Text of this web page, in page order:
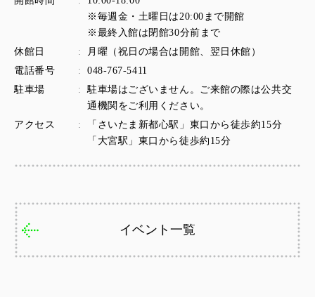
※毎週金・土曜日は20:00まで開館
※最終入館は閉館30分前まで
休館日
:
月曜（祝日の場合は開館、翌日休館）
電話番号
:
048-767-5411
駐車場
:
駐車場はございません。ご来館の際は公共交
通機関をご利用ください。
アクセス
:
「さいたま新都心駅」東口から徒歩約15分
「大宮駅」東口から徒歩約15分
イベント一覧